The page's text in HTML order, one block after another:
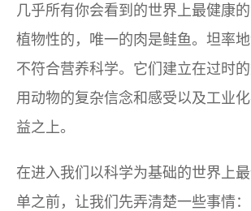
几乎所有你会看到的世界上最健康
植物性的，唯一的肉是鲑鱼。坦率
不符合营养科学。它们建立在过时
用动物的复杂信念和感受以及工业
益之上。
在进入我们以科学为基础的世界上
单之前，让我们先弄清楚一些事情：